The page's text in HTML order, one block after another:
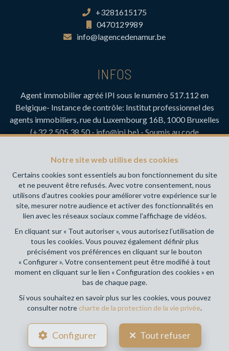
Notre site web utilise des cookies
Certains cookies sont essentiels au bon fonctionnement du site
et ne peuvent être refusés. Avec votre consentement, nous
utilisons d’autres cookies pour améliorer votre expérience sur le
site, mesurer notre audience et activer des fonctionnalités en
lien avec les réseaux sociaux comme l’affichage de vidéos.
En cliquant sur « Tout autoriser », vous autorisez l’utilisation de
tous les cookies. Vous pouvez également définir plus
précisément vos préférences en cliquant sur le bouton
« Configurer ». Votre consentement peut être modifié à tout
moment en cliquant sur le lien « Configuration des cookies » en
bas de chaque page.
Si vous souhaitez en savoir plus sur les cookies, vous pouvez
consulter notre charte de la protection de la vie privée.
Configurer Tout refuser
+3281615175
0470129989
info@lagencedenamur.be
INFOS
Agent immobilier agréé IPI sous le numéro 517.112 en
Belgique- Instance de contrôle: Institut professionnel des
agents immobiliers, rue du Luxembourg 16B, 1000 Bruxelles
(+32 2 505 38 50 - info@ipi.be) - Soumis aucode
RC professionnelle et cautionnement via AXA Belgium SA,
Couverture valable pour les activités réalisées en Belgique
Votre agence immobilière de référence sur Namur et en
Wallonie !
Conditions générales d'utilisation du site
Charte de la protection de la vie privée
Configuration des cookies
POWERED BY
DESIGNED AND DEVELOPED BY
WEBULOUS.IMMO